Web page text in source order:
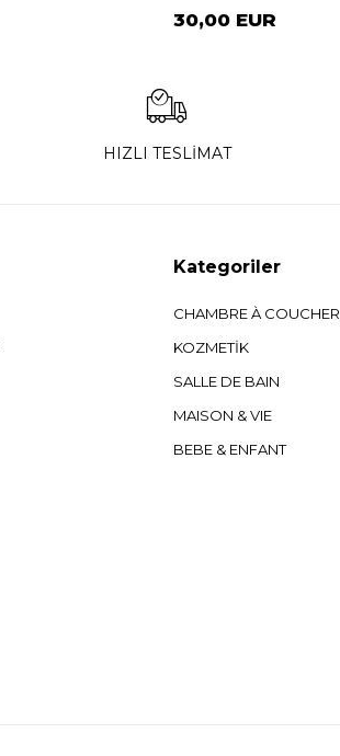
30,00 EUR
HIZLI TESLİMAT
Kategoriler
CHAMBRE À COUCHER
KOZMETİK
SALLE DE BAIN
MAISON & VIE
BEBE & ENFANT